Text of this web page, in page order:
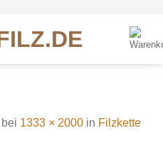
bei 1333 × 2000 in Filzkette